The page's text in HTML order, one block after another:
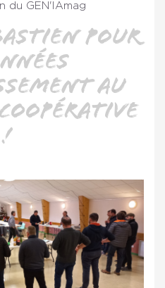
du GEN'IAmag
pour
au
!